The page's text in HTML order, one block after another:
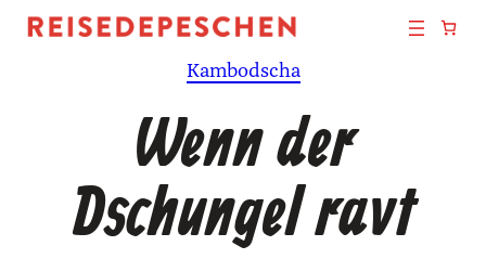
Zum
Kambodscha
Wenn der
Dschungel ravt